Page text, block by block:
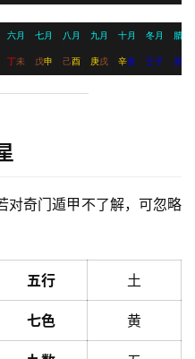
六月 七月 八月 九月 十月 冬月 腊月
丁未 戊申 己酉 庚戌 辛亥 壬子 癸
对奇门遁甲不了解，可忽略
五行 土
七色 黄